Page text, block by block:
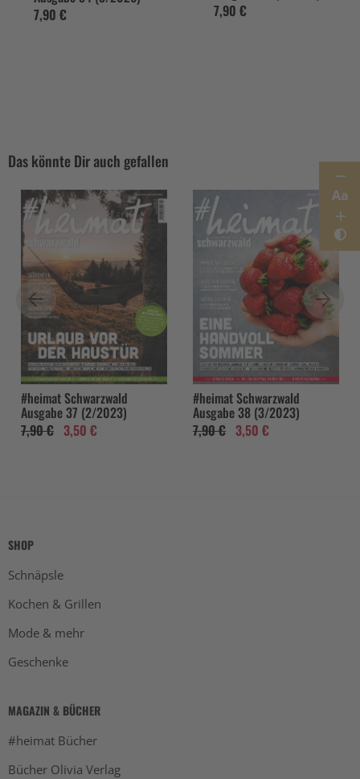
Aa
7,90 €
7,90 €
Das könnte Dir auch gefallen
#heimat Schwarzwald
Ausgabe 37 (2/2023)
7,90 € 3,50 €
#heimat Schwarzwald
Ausgabe 38 (3/2023)
7,90 € 3,50 €
SHOP
Schnäpsle
Kochen & Grillen
Mode & mehr
Geschenke
MAGAZIN & BÜCHER
#heimat Bücher
Bücher Olivia Verlag